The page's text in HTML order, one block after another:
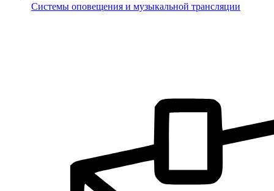
Системы оповещения и музыкальной трансляции